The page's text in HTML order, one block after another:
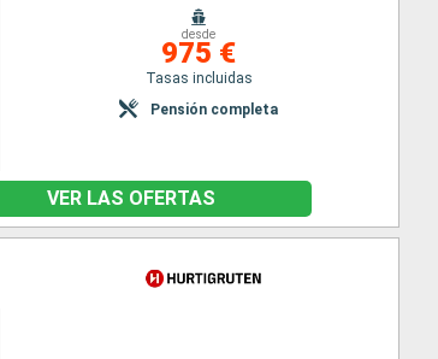
desde
975 €
Tasas incluidas
Pensión completa
VER LAS OFERTAS